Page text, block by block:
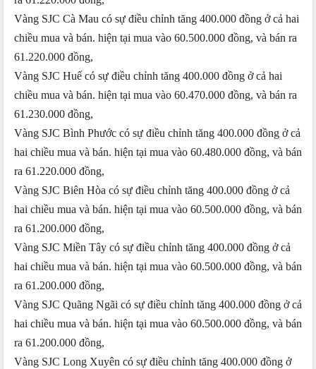
Vàng SJC Cà Mau có sự điều chỉnh tăng 400.000 đồng ở cả hai
chiều mua và bán. hiện tại mua vào 60.500.000 đồng, và bán ra
61.220.000 đồng,
Vàng SJC Huế có sự điều chỉnh tăng 400.000 đồng ở cả hai
chiều mua và bán. hiện tại mua vào 60.470.000 đồng, và bán ra
61.230.000 đồng,
Vàng SJC Bình Phước có sự điều chỉnh tăng 400.000 đồng ở cả
hai chiều mua và bán. hiện tại mua vào 60.480.000 đồng, và bán
ra 61.220.000 đồng,
Vàng SJC Biên Hòa có sự điều chỉnh tăng 400.000 đồng ở cả
hai chiều mua và bán. hiện tại mua vào 60.500.000 đồng, và bán
ra 61.200.000 đồng,
Vàng SJC Miền Tây có sự điều chỉnh tăng 400.000 đồng ở cả
hai chiều mua và bán. hiện tại mua vào 60.500.000 đồng, và bán
ra 61.200.000 đồng,
Vàng SJC Quãng Ngãi có sự điều chỉnh tăng 400.000 đồng ở cả
hai chiều mua và bán. hiện tại mua vào 60.500.000 đồng, và bán
ra 61.200.000 đồng,
Vàng SJC Long Xuyên có sự điều chỉnh tăng 400.000 đồng ở